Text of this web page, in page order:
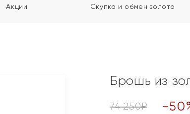
Акции Скупка и обмен золота
Брошь из
74 250₽ -50